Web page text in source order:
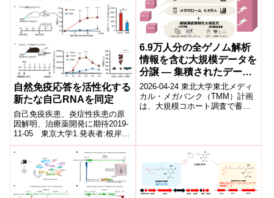
自然免疫応答を活性化する
新たな自己RNAを同定
自己免疫疾患、炎症性疾患の原
因解明、治療薬開発に期待2019-
11-05 東京大学1.発表者:根岸
英雄 (研究当時:東京大学生産技
術研究所 炎症・免疫制御学 ...
6.9万人分の全ゲノム解析
情報を含む大規模データを
分譲 ― 集積されたデータ
ベースの活用で個別化医
療・予防を推進 ―
2026-04-24 東北大学東北メディ
カル・メガバンク（TMM）計画
は、大規模コホート調査で蓄積